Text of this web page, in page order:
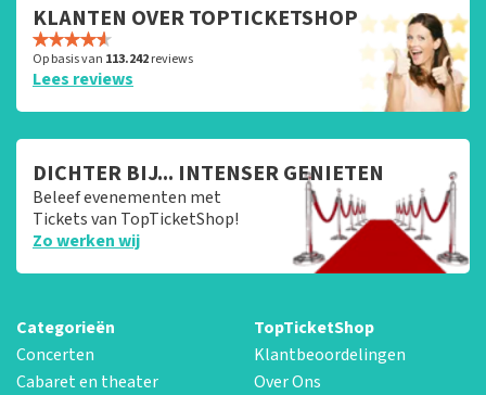
KLANTEN OVER TOPTICKETSHOP
Op basis van 113.242reviews
Lees reviews
DICHTER BIJ... INTENSER GENIETEN
Beleef evenementen met
Tickets van TopTicketShop!
Zo werken wij
Categorieën
Concerten
Cabaret en theater
TopTicketShop
Klantbeoordelingen
Over Ons